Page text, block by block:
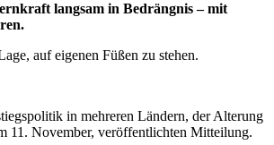
langsam in Bedrängnis – mit
auf eigenen Füßen zu stehen.
in mehreren Ländern, der Alterung
11. November, veröffentlichten Mitteilung.